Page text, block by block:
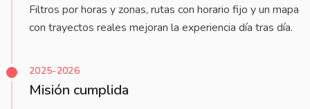
Filtros por horas y zonas, rutas con horario fijo y un mapa
con trayectos reales mejoran la experiencia día tras día.
2025-2026
Misión cumplida